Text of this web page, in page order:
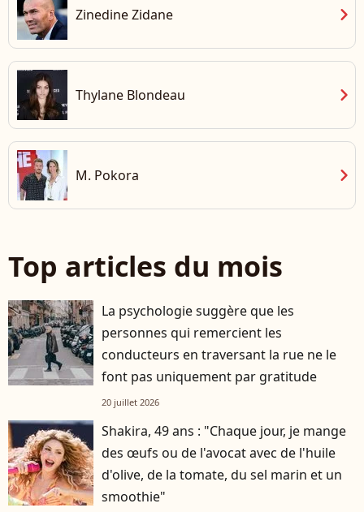
Zinedine Zidane chevron_right
Thylane Blondeau chevron_right
M. Pokora chevron_right
Top articles du mois
La psychologie suggère que les
personnes qui remercient les
conducteurs en traversant la rue ne le
font pas uniquement par gratitude
20 juillet 2026
Shakira, 49 ans : "Chaque jour, je mange
des œufs ou de l'avocat avec de l'huile
d'olive, de la tomate, du sel marin et un
smoothie"